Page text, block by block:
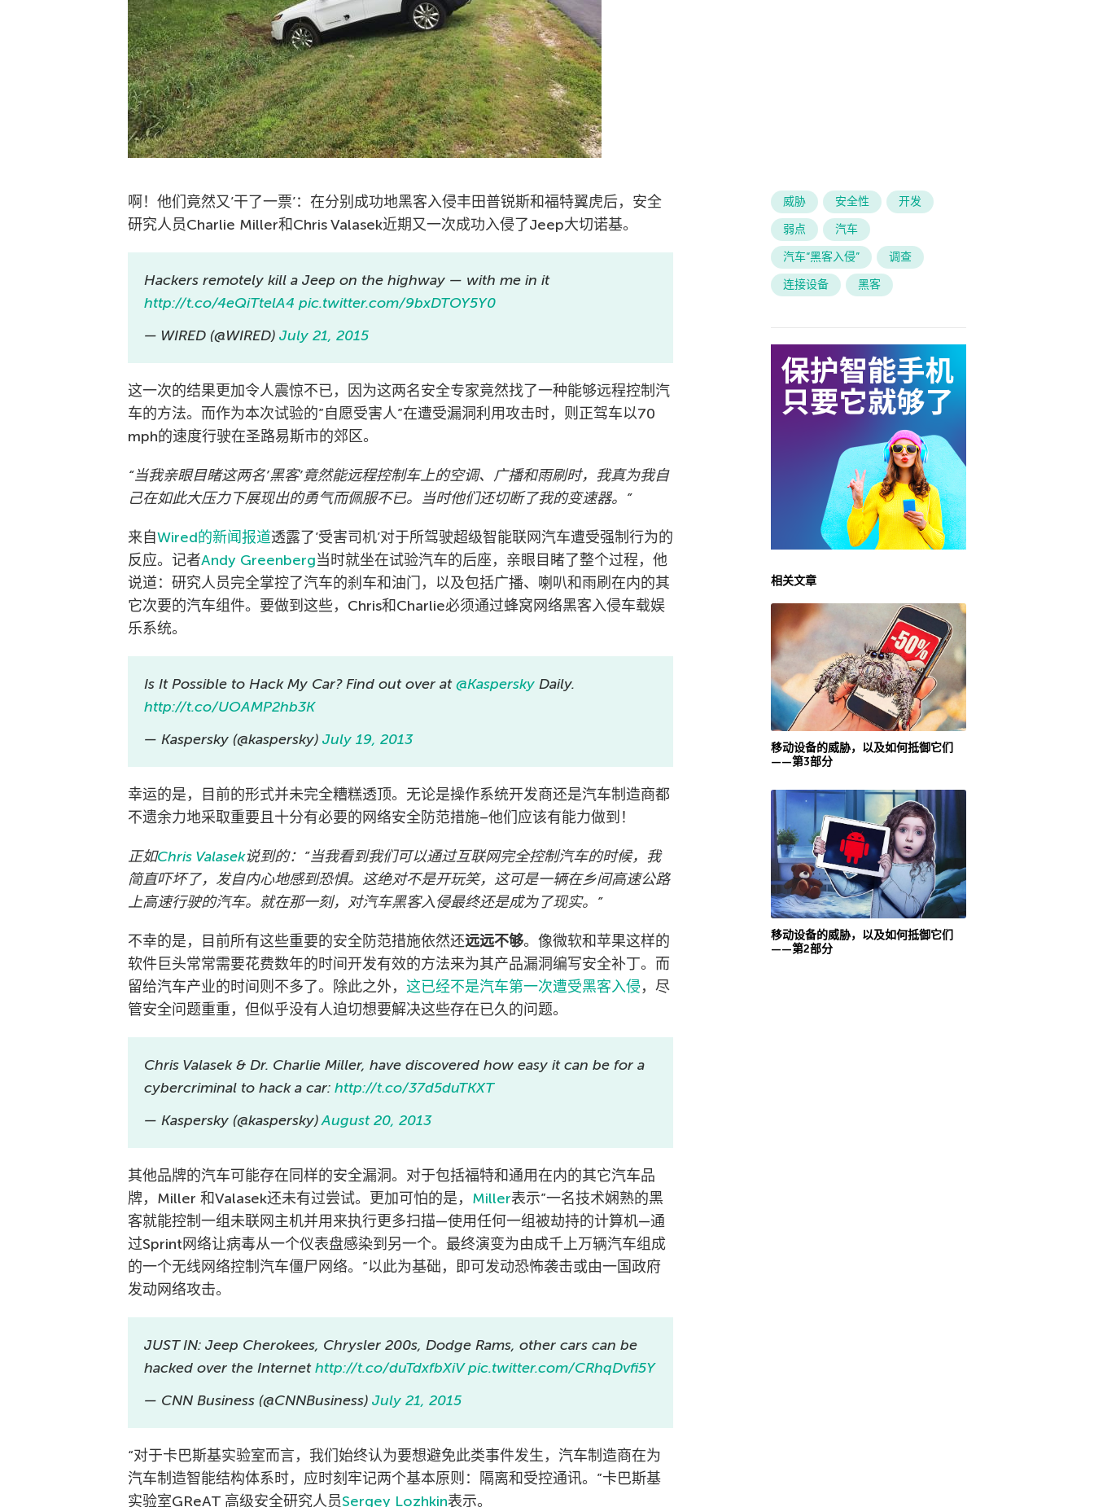
啊！他们竟然又’干了一票’：在分别成功地黑客入侵丰田普锐斯和福特翼虎后，安全
研究人员Charlie Miller和Chris Valasek近期又一次成功入侵了Jeep大切诺基。
Hackers remotely kill a Jeep on the highway — with me in it
http://t.co/4eQiTtelA4 pic.twitter.com/9bxDTOY5Y0
— WIRED (@WIRED) July 21, 2015
这一次的结果更加令人震惊不已，因为这两名安全专家竟然找了一种能够远程控制汽
车的方法。而作为本次试验的”自愿受害人”在遭受漏洞利用攻击时，则正驾车以70
mph的速度行驶在圣路易斯市的郊区。
“当我亲眼目睹这两名’黑客’竟然能远程控制车上的空调、广播和雨刷时，我真为我自
己在如此大压力下展现出的勇气而佩服不已。当时他们还切断了我的变速器。”
来自Wired的新闻报道透露了’受害司机’对于所驾驶超级智能联网汽车遭受强制行为的
反应。记者Andy Greenberg当时就坐在试验汽车的后座，亲眼目睹了整个过程，他
说道：研究人员完全掌控了汽车的刹车和油门，以及包括广播、喇叭和雨刷在内的其
它次要的汽车组件。要做到这些，Chris和Charlie必须通过蜂窝网络黑客入侵车载娱
乐系统。
Is It Possible to Hack My Car? Find out over at@Kaspersky Daily.
http://t.co/UOAMP2hb3K
— Kaspersky (@kaspersky) July 19, 2013
幸运的是，目前的形式并未完全糟糕透顶。无论是操作系统开发商还是汽车制造商都
不遗余力地采取重要且十分有必要的网络安全防范措施–他们应该有能力做到！
正如Chris Valasek说到的：”当我看到我们可以通过互联网完全控制汽车的时候，我
简直吓坏了，发自内心地感到恐惧。这绝对不是开玩笑，这可是一辆在乡间高速公路
上高速行驶的汽车。就在那一刻，对汽车黑客入侵最终还是成为了现实。”
不幸的是，目前所有这些重要的安全防范措施依然还远远不够。像微软和苹果这样的
软件巨头常常需要花费数年的时间开发有效的方法来为其产品漏洞编写安全补丁。而
留给汽车产业的时间则不多了。除此之外， 这已经不是汽车第一次遭受黑客入侵，尽
管安全问题重重，但似乎没有人迫切想要解决这些存在已久的问题。
Chris Valasek & Dr. Charlie Miller, have discovered how easy it can be for a
cybercriminal to hack a car: http://t.co/37d5duTKXT
— Kaspersky (@kaspersky)August 20, 2013
其他品牌的汽车可能存在同样的安全漏洞。对于包括福特和通用在内的其它汽车品
牌，Miller 和Valasek还未有过尝试。更加可怕的是， Miller表示”一名技术娴熟的黑
客就能控制一组未联网主机并用来执行更多扫描—使用任何一组被劫持的计算机—通
过Sprint网络让病毒从一个仪表盘感染到另一个。最终演变为由成千上万辆汽车组成
的一个无线网络控制汽车僵尸网络。”以此为基础，即可发动恐怖袭击或由一国政府
发动网络攻击。
JUST IN: Jeep Cherokees, Chrysler 200s, Dodge Rams, other cars can be
hacked over the Internethttp://t.co/duTdxfbXiV pic.twitter.com/CRhqDvfi5Y
— CNN Business (@CNNBusiness) July 21, 2015
“对于卡巴斯基实验室而言，我们始终认为要想避免此类事件发生，汽车制造商在为
汽车制造智能结构体系时，应时刻牢记两个基本原则：隔离和受控通讯。”卡巴斯基
实验室GReAT 高级安全研究人员Sergey Lozhkin表示。
威胁 安全性
开发
弱点
汽车
汽车“黑客入侵”
调查
连接设备
黑客
相关文章
移动设备的威胁，以及如何抵御它们
——第3部分
移动设备的威胁，以及如何抵御它们
——第2部分